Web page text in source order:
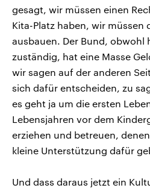
gesagt, wir müssen einen
Kita-Platz haben, wir müssen
ausbauen. Der Bund, obwohl
zuständig, hat eine Masse
wir sagen auf der anderen
sich dafür entscheiden, zu
es geht ja um die ersten
Lebensjahren vor dem
erziehen und betreuen,
kleine Unterstützung dafür
Und dass daraus jetzt ein